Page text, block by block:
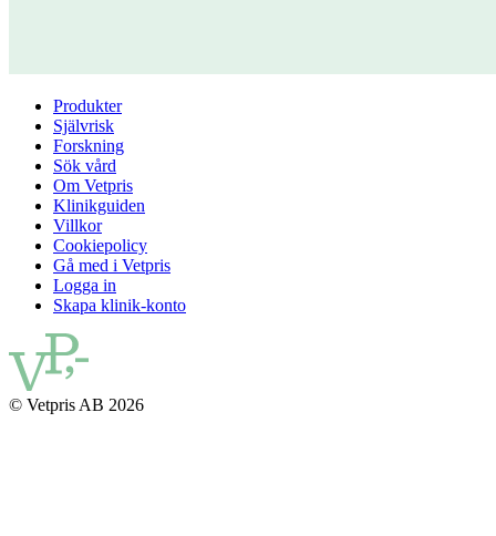
Produkter
Självrisk
Forskning
Sök vård
Om Vetpris
Klinikguiden
Villkor
Cookiepolicy
Gå med i Vetpris
Logga in
Skapa klinik-konto
© Vetpris AB 2026